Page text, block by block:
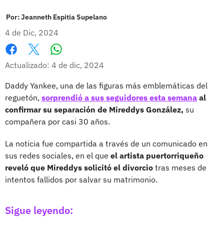
Por:Jeanneth Espitia Supelano
4 de Dic, 2024
Facebook
X
Actualizado: 4 de dic, 2024
Daddy Yankee, una de las figuras más emblemáticas del
reguetón, sorprendió a sus seguidores esta semana al
confirmar su separación de Mireddys González, su
compañera por casi 30 años.
La noticia fue compartida a través de un comunicado en
sus redes sociales, en el que el artista puertorriqueño
reveló que Mireddys solicitó el divorcio tras meses de
intentos fallidos por salvar su matrimonio.
Sigue leyendo: